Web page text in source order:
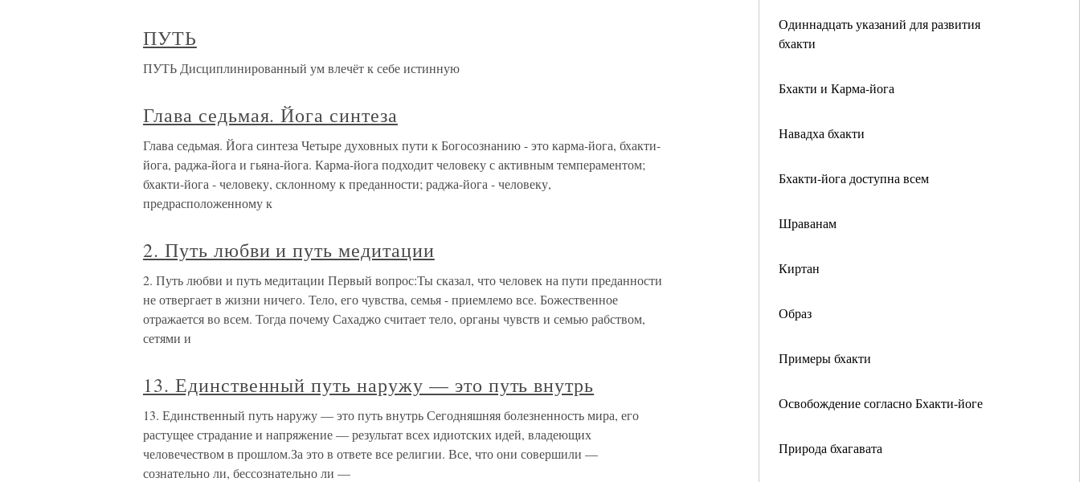
Одиннадцать указаний для развития
бхакти
Бхакти и Карма-йога
Навадха бхакти
Бхакти-йога доступна всем
Шраванам
Киртан
Образ
Примеры бхакти
Освобождение согласно Бхакти-йоге
Природа бхагавата
ПУТЬ
ПУТЬ Дисциплинированный ум влечёт к себе истинную
Глава седьмая. Йога синтеза
Глава седьмая. Йога синтеза Четыре духовных пути к Богосознанию - это карма-йога, бхакти-
йога, раджа-йога и гьяна-йога. Карма-йога подходит человеку с активным темпераментом;
бхакти-йога - человеку, склонному к преданности; раджа-йога - человеку,
предрасположенному к
2. Путь любви и путь медитации
2. Путь любви и путь медитации Первый вопрос:Ты сказал, что человек на пути преданности
не отвергает в жизни ничего. Тело, его чувства, семья - приемлемо все. Божественное
отражается во всем. Тогда почему Сахаджо считает тело, органы чувств и семью рабством,
сетями и
13. Единственный путь наружу — это путь внутрь
13. Единственный путь наружу — это путь внутрь Сегодняшняя болезненность мира, его
растущее страдание и напряжение — результат всех идиотских идей, владеющих
человечеством в прошлом.За это в ответе все религии. Все, что они совершили —
сознательно ли, бессознательно ли —